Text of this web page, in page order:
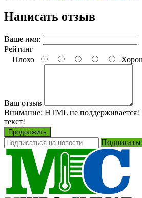
Написать отзыв
Ваше имя:
Рейтинг
Плохо
Ваш отзыв
Внимание: HTML не
текст!
Продолжить